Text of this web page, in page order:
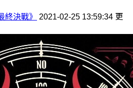
終決戰》
2021-02-25 13:59:34 更